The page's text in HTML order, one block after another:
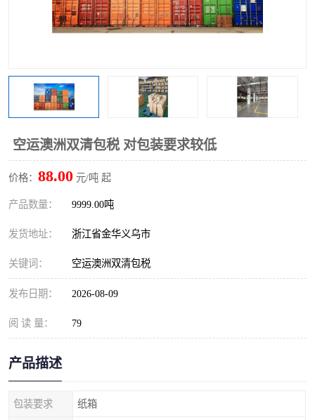
空运澳洲双清包税 对包装要求较低
价格： 88.00 元/吨 起
产品数量： 9999.00吨
发货地址： 浙江省金华义乌市
关键词： 空运澳洲双清包税
发布日期： 2026-08-09
阅 读 量： 79
产品描述
包装要求 纸箱